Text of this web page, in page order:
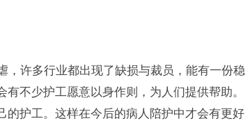
许多行业都出现了缺损与裁员，能有一份稳
不少护工愿意以身作则，为人们提供帮助。
护工。这样在今后的病人陪护中才会有更好